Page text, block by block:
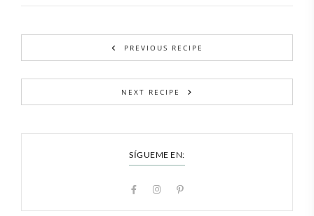
PREVIOUS RECIPE
NEXT RECIPE
SÍGUEME EN: